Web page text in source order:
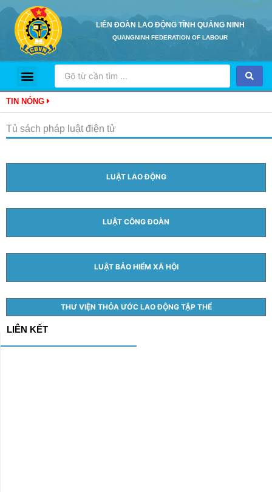
LIÊN ĐOÀN LAO ĐỘNG TỈNH QUẢNG NINH
QUANGNINH FEDERATION OF LABOUR
TIN NÓNG
Tủ sách pháp luật điện tử
LUẬT LAO ĐỘNG
LUẬT CÔNG ĐOÀN
LUẬT BẢO HIỂM XÃ HỘI
THƯ VIỆN THỎA ƯỚC LAO ĐỘNG TẬP THỂ
LIÊN KẾT